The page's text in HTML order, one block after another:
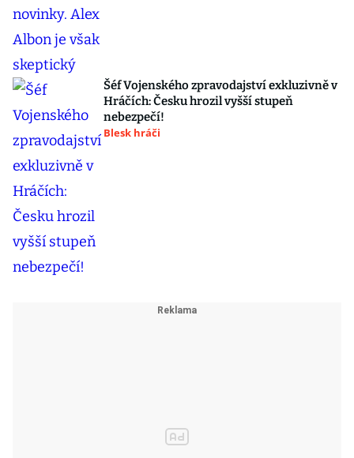
Šéf Vojenského zpravodajství exkluzivně v
Hráčích: Česku hrozil vyšší stupeň
nebezpečí!
Blesk hráči